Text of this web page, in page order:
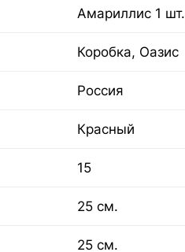
Амариллис 1
Коробка, Оазис
Россия
Красный
15
25 см.
25 см.